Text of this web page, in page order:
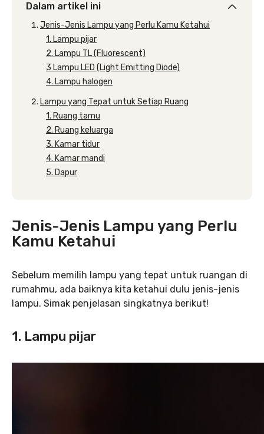
Dalam artikel ini
Jenis-Jenis Lampu yang Perlu Kamu Ketahui
1. Lampu pijar
2. Lampu TL (Fluorescent)
3 Lampu LED (Light Emitting Diode)
4. Lampu halogen
Lampu yang Tepat untuk Setiap Ruang
1. Ruang tamu
2. Ruang keluarga
3. Kamar tidur
4. Kamar mandi
5. Dapur
Jenis-Jenis Lampu yang Perlu
Kamu Ketahui
Sebelum memilih lampu yang tepat untuk ruangan di
rumahmu, ada baiknya kita ketahui dulu jenis-jenis
lampu. Simak penjelasan singkatnya berikut!
1. Lampu pijar